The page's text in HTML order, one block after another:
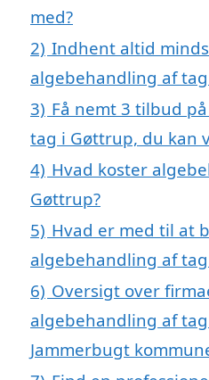
med?
2) Indhent altid
algebehandling af
3) Få nemt 3 tilbud
tag i Gøttrup, du kan
4) Hvad koster
Gøttrup?
5) Hvad er med til at
algebehandling af
6) Oversigt over
algebehandling af
Jammerbugt